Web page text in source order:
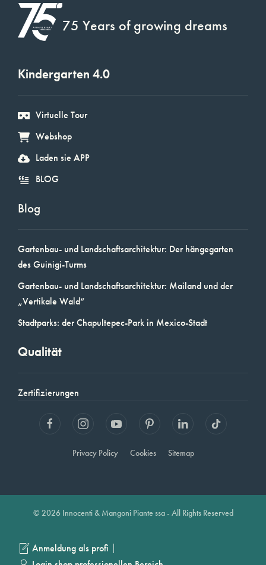
75 Years of growing dreams
Kindergarten 4.0
Virtuelle Tour
Webshop
Laden sie APP
BLOG
Blog
Gartenbau- und Landschaftsarchitektur: Der hängegarten
des Guinigi-Turms
Gartenbau- und Landschaftsarchitektur: Mailand und der
„Vertikale Wald“
Stadtparks: der Chapultepec-Park in Mexico-Stadt
Qualität
Zertifizierungen
Privacy Policy Cookies Sitemap
© 2026 Innocenti & Mangoni Piante ssa - All Rights Reserved
Anmeldung als profi |